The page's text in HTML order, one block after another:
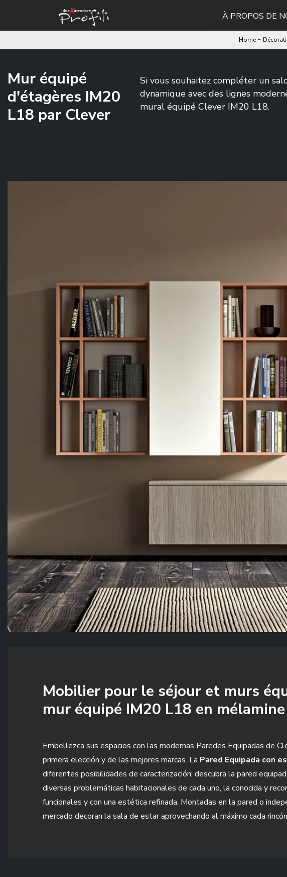
À PROPOS DE
Home -
Mur équipé
d'étagères IM20
L18 par Clever
Si vous souhaitez compléter un
dynamique avec des lignes
mural équipé Clever IM20 L18.
Mobilier pour le séjour et murs
mur équipé IM20 L18 en
Embellezca sus espacios con las modernas Paredes Equipadas de
primera elección y de las mejores marcas. La Pared Equipada con
diferentes posibilidades de caracterización: descubra la pared
diversas problemáticas habitacionales de cada uno, la conocida y
funcionales y con una estética refinada. Montadas en la pared o
mercado decoran la sala de estar aprovechando al máximo cada